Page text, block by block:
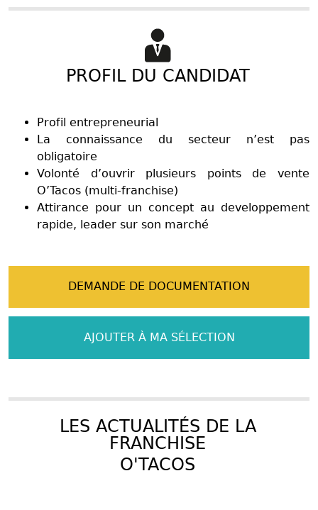
PROFIL DU CANDIDAT
Profil entrepreneurial
La connaissance du secteur n’est pas
obligatoire
Volonté d’ouvrir plusieurs points de vente
O’Tacos (multi-franchise)
Attirance pour un concept au developpement
rapide, leader sur son marché
DEMANDE DE DOCUMENTATION
AJOUTER À MA SÉLECTION
LES ACTUALITÉS DE LA
FRANCHISE
O'TACOS